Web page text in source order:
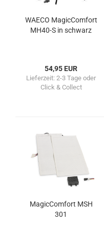
WAECO MagicComfort
MH40-S in schwarz
54,95 EUR
Lieferzeit: 2-3 Tage oder
Click & Collect
MagicComfort MSH
301